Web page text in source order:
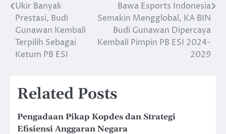
Post
navigation
Ukir Banyak
Prestasi, Budi
Gunawan Kembali
Terpilih Sebagai
Ketum PB ESI
Bawa Esports Indonesia
Semakin Mengglobal, KA BIN
Budi Gunawan Dipercaya
Kembali Pimpin PB ESI 2024-
2029
Related Posts
Pengadaan Pikap Kopdes dan Strategi
Efisiensi Anggaran Negara